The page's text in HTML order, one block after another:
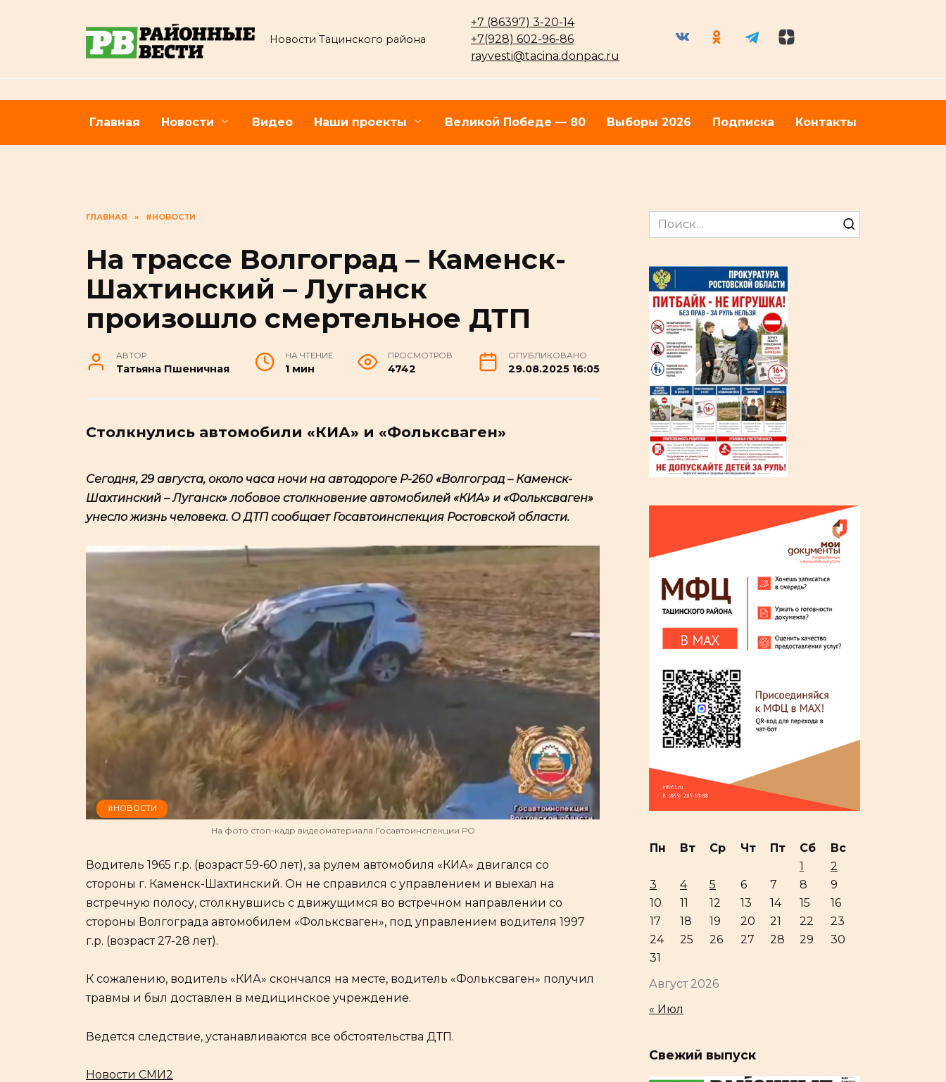
Новости Тацинского района
+7 (86397) 3-20-14
+7(928) 602-96-86
rayvesti@tacina.donpac.ru
Главная Новости Видео Наши проекты Великой Победе — 80 Выборы 2026 Подписка Контакты
ГЛАВНАЯ » #НОВОСТИ
На трассе Волгоград – Каменск-
Шахтинский – Луганск
произошло смертельное ДТП
АВТОР
Татьяна Пшеничная
НА ЧТЕНИЕ
1 мин
ПРОСМОТРОВ
4742
ОПУБЛИКОВАНО
29.08.2025 16:05
Столкнулись автомобили «КИА» и «Фольксваген»
Сегодня, 29 августа, около часа ночи на автодороге Р-260 «Волгоград – Каменск-
Шахтинский – Луганск» лобовое столкновение автомобилей «КИА» и «Фольксваген»
унесло жизнь человека. О ДТП сообщает Госавтоинспекция Ростовской области.
#НОВОСТИ
На фото стоп-кадр видеоматериала Госавтоинспекции РО
Водитель 1965 г.р. (возраст 59-60 лет), за рулем автомобиля «КИА» двигался со
стороны г. Каменск-Шахтинский. Он не справился с управлением и выехал на
встречную полосу, столкнувшись с движущимся во встречном направлении со
стороны Волгограда автомобилем «Фольксваген», под управлением водителя 1997
г.р. (возраст 27-28 лет).
К сожалению, водитель «КИА» скончался на месте, водитель «Фольксваген» получил
травмы и был доставлен в медицинское учреждение.
Ведется следствие, устанавливаются все обстоятельства ДТП.
Новости СМИ2
Search
for:
Август 2026
Пн Вт Ср Чт Пт Сб
Вс
1
2
3
4 5 6 7 8
9
10
11 12 13 14 15
16
17
18 19 20 21 22
23
24
25 26 27 28 29
30
31
« Июл
Свежий выпуск